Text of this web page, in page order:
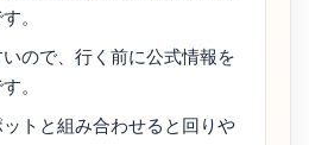
。
ので、行く前に公式情報を
。
ットと組み合わせると回りや